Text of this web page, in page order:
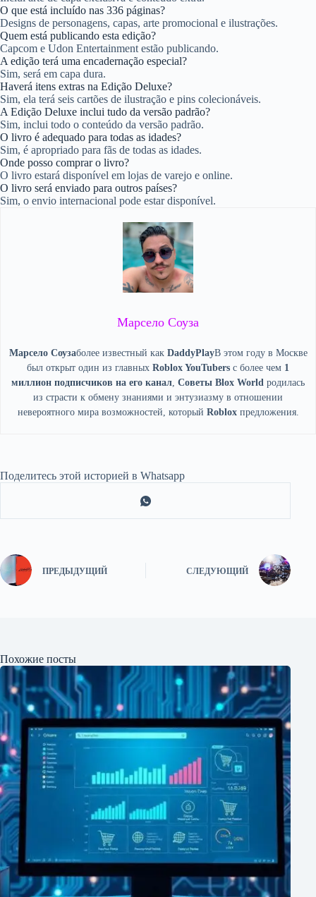
O que está incluído nas 336 páginas?
Designs de personagens, capas, arte promocional e ilustrações.
Quem está publicando esta edição?
Capcom e Udon Entertainment estão publicando.
A edição terá uma encadernação especial?
Sim, será em capa dura.
Haverá itens extras na Edição Deluxe?
Sim, ela terá seis cartões de ilustração e pins colecionáveis.
A Edição Deluxe inclui tudo da versão padrão?
Sim, inclui todo o conteúdo da versão padrão.
O livro é adequado para todas as idades?
Sim, é apropriado para fãs de todas as idades.
Onde posso comprar o livro?
O livro estará disponível em lojas de varejo e online.
O livro será enviado para outros países?
Sim, o envio internacional pode estar disponível.
Марсело Соуза
Марсело Соузаболее известный как DaddyPlayВ этом году в Москве
был открыт один из главных Roblox YouTubers с более чем 1
миллион подписчиков на его канал, Советы Blox World родилась
из страсти к обмену знаниями и энтузиазму в отношении
невероятного мира возможностей, который Roblox предложения.
Поделитесь этой историей в Whatsapp
ПРЕДЫДУЩИЙ СЛЕДУЮЩИЙ
Похожие посты